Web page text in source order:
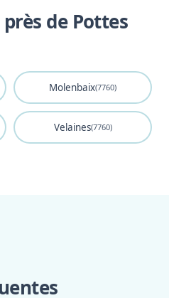
de Pottes
Molenbaix(7760)
Velaines(7760)